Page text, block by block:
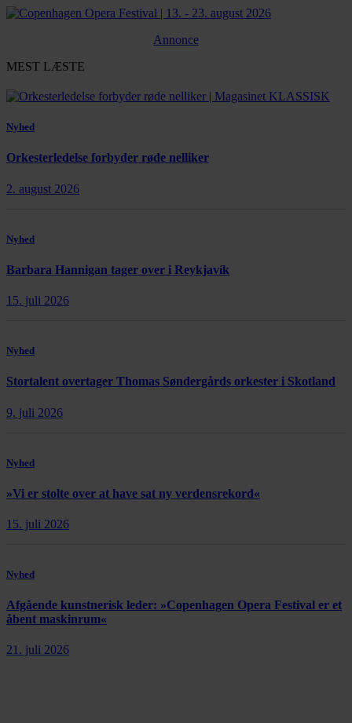
Annonce
MEST LÆSTE
Nyhed
Orkesterledelse forbyder røde nelliker
2. august 2026
Nyhed
Barbara Hannigan tager over i Reykjavík
15. juli 2026
Nyhed
Stortalent overtager Thomas Søndergårds orkester i Skotland
9. juli 2026
Nyhed
»Vi er stolte over at have sat ny verdensrekord«
15. juli 2026
Nyhed
Afgående kunstnerisk leder: »Copenhagen Opera Festival er et
åbent maskinrum«
21. juli 2026